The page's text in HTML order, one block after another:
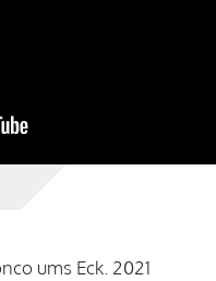
ums Eck. 2021